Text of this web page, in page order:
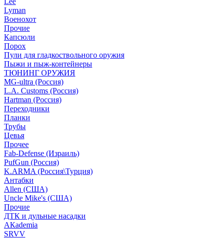
Lyman
Военохот
Прочие
Капсюли
Порох
Пули для гладкоствольного оружия
Пыжи и пыж-контейнеры
ТЮНИНГ ОРУЖИЯ
MG-ultra (Россия)
L.A. Customs (Россия)
Hartman (Россия)
Переходники
Планки
Трубы
Цевья
Прочее
Fab-Defense (Израиль)
PufGun (Россия)
K.ARMA (Россия\Турция)
Антабки
Allen (США)
Uncle Mike's (США)
Прочие
ДТК и дульные насадки
АКademia
SRVV